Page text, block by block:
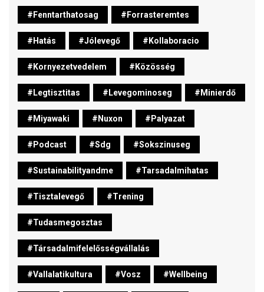
#fenntarthatosag #forrasteremtes
#hatás #jólevegő #kollaboracio
#kornyezetvedelem #közösség
#legtisztitas #levegominoseg #minierdő
#miyawaki #nuxon #palyazat
#podcast #sdg #sokszinuseg
#sustainabilityandme #tarsadalmihatas
#tisztalevegő #trening
#tudasmegosztas
#társadalmifelelősségvállalás
#vallalatikultura #vosz #wellbeing